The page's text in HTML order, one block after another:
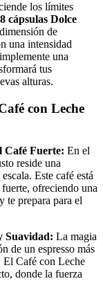
los límites
cápsulas Dolce
de
una intensidad
una
tus
alturas.
con Leche
Café Fuerte: En el
reside una
Este café está
ofreciendo una
te prepara para el
Suavidad: La magia
de un espresso más
El Café con Leche
donde la fuerza